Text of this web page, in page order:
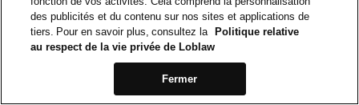
des publicités et du contenu sur nos sites et applications de
tiers. Pour en savoir plus, consultez la
Politique relative
au respect de la vie privée de Loblaw
Fermer